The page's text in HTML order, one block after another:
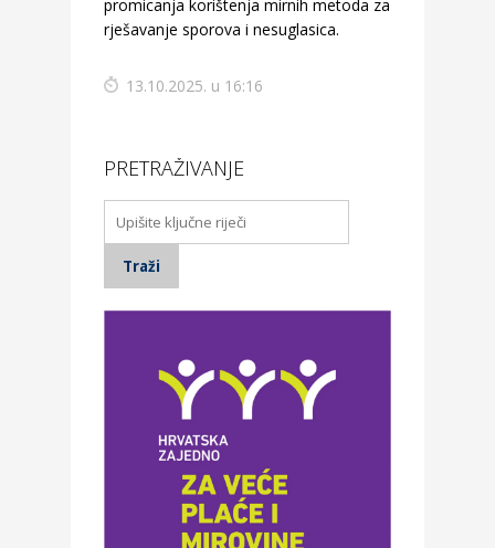
promicanja korištenja mirnih metoda za
rješavanje sporova i nesuglasica.
13.10.2025. u 16:16
PRETRAŽIVANJE